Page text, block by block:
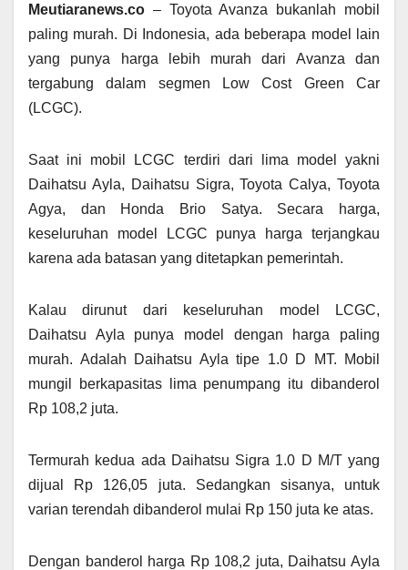
Meutiaranews.co – Toyota Avanza bukanlah mobil
paling murah. Di Indonesia, ada beberapa model lain
yang punya harga lebih murah dari Avanza dan
tergabung dalam segmen Low Cost Green Car
(LCGC).
Saat ini mobil LCGC terdiri dari lima model yakni
Daihatsu Ayla, Daihatsu Sigra, Toyota Calya, Toyota
Agya, dan Honda Brio Satya. Secara harga,
keseluruhan model LCGC punya harga terjangkau
karena ada batasan yang ditetapkan pemerintah.
Kalau dirunut dari keseluruhan model LCGC,
Daihatsu Ayla punya model dengan harga paling
murah. Adalah Daihatsu Ayla tipe 1.0 D MT. Mobil
mungil berkapasitas lima penumpang itu dibanderol
Rp 108,2 juta.
Termurah kedua ada Daihatsu Sigra 1.0 D M/T yang
dijual Rp 126,05 juta. Sedangkan sisanya, untuk
varian terendah dibanderol mulai Rp 150 juta ke atas.
Dengan banderol harga Rp 108,2 juta, Daihatsu Ayla